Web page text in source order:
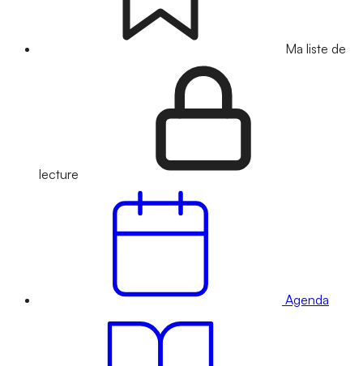
Ma liste de
lecture
Agenda